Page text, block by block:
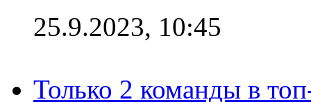
25.9.2023, 10:45
Только 2 команды в